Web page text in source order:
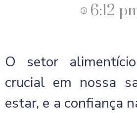
6:12
O setor
crucial em nossa
estar, e a confiança